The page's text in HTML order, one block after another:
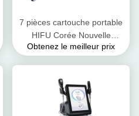
7 pièces cartouche portable
HIFU Corée Nouvelle
technologie mise à jour
Obtenez le meilleur prix